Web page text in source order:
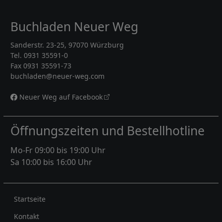
Buchladen Neuer Weg
Sanderstr. 23-25, 97070 Würzburg
Tel. 0931 35591-0
Fax 0931 35591-73
buchladen@neuer-weg.com
Neuer Weg auf Facebook
Öffnungszeiten und Bestellhotline
Mo-Fr 09:00 bis 19:00 Uhr
Sa 10:00 bis 16:00 Uhr
Rechtliches
Startseite
Kontakt